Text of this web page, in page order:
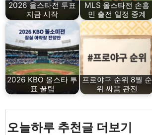
2026 올스타전 투표
지금 시작
MLS 올스타전 손흥
민 출전 일정 중계
2026 KBO 올스타 투
표 꿀팁
프로야구 순위 8월 순
위 싸움 관전
오늘하루 추천글 더보기